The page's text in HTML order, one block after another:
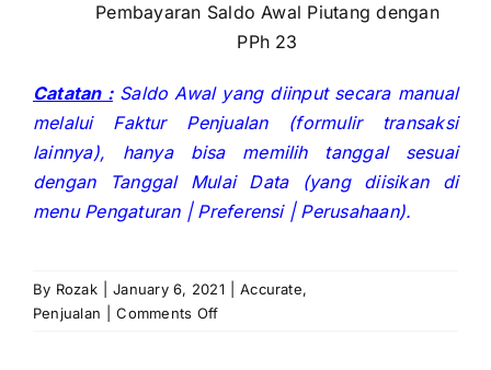
Pembayaran Saldo Awal Piutang dengan
PPh 23
Catatan :Saldo Awal yang diinput secara manual
melalui Faktur Penjualan (formulir transaksi
lainnya), hanya bisa memilih tanggal sesuai
dengan Tanggal Mulai Data (yang diisikan di
menu Pengaturan | Preferensi | Perusahaan).
By Rozak January 6, 2021 Accurate,
Penjualan
Comments Offon